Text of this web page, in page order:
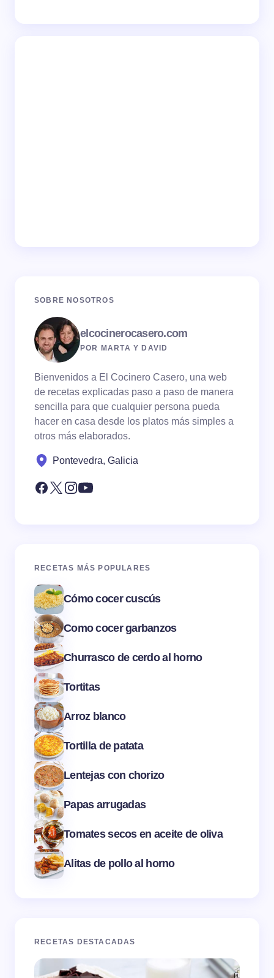
SOBRE NOSOTROS
elcocinerocasero.com
POR MARTA Y DAVID
Bienvenidos a El Cocinero Casero, una web
de recetas explicadas paso a paso de manera
sencilla para que cualquier persona pueda
hacer en casa desde los platos más simples a
otros más elaborados.
Pontevedra, Galicia
RECETAS MÁS POPULARES
Cómo cocer cuscús
Como cocer garbanzos
Churrasco de cerdo al horno
Tortitas
Arroz blanco
Tortilla de patata
Lentejas con chorizo
Papas arrugadas
Tomates secos en aceite de oliva
Alitas de pollo al horno
RECETAS DESTACADAS